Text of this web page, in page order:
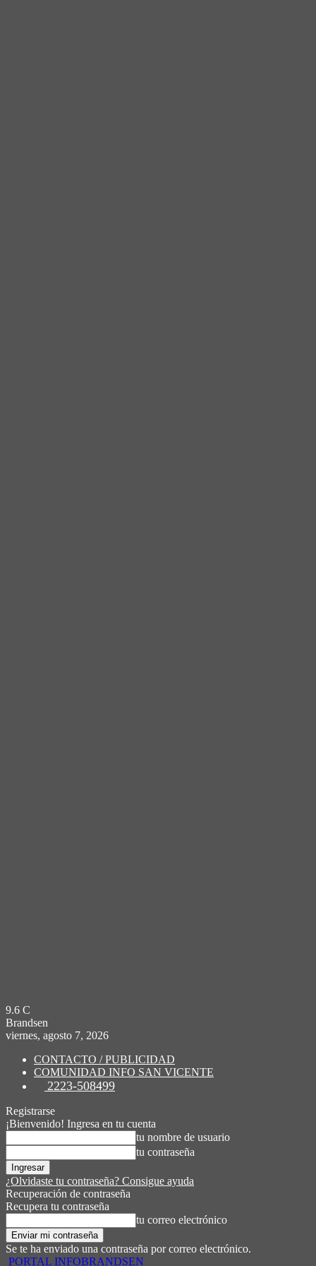
9.6 C
Brandsen
viernes, agosto 7, 2026
CONTACTO / PUBLICIDAD
COMUNIDAD INFO SAN VICENTE
2223-508499
Registrarse
¡Bienvenido! Ingresa en tu cuenta
tu nombre de usuario
tu contraseña
¿Olvidaste tu contraseña? Consigue ayuda
Recuperación de contraseña
Recupera tu contraseña
tu correo electrónico
Se te ha enviado una contraseña por correo electrónico.
PORTAL INFOBRANDSEN